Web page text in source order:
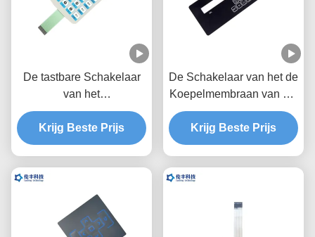
De tastbare Schakelaar
van het
HUISDIERENmembraan,
Tastbare de
Schakelaaroem van de
Krijg Beste Prijs
De Schakelaar van het de
Koepelmembraan van het
Autotypef150 Metaal,
Toetsenbord van de
HUISDIEREN het
Krijg Beste Prijs